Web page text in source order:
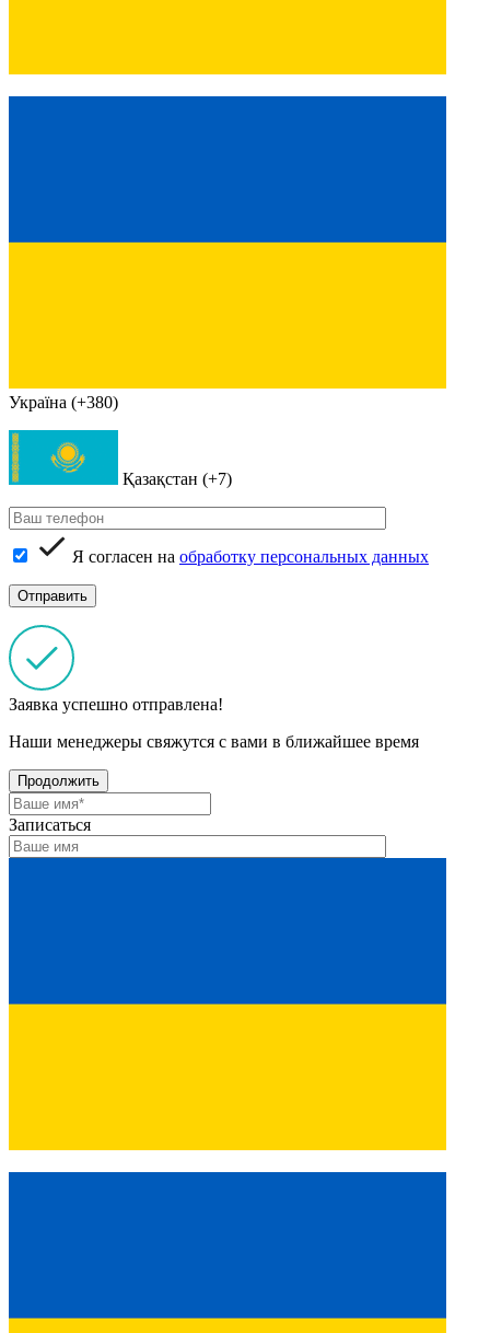
Україна (+380)
Қазақстан (+7)
Я согласен на обработку персональных данных
Заявка успешно отправлена!
Наши менеджеры свяжутся с вами в ближайшее время
Продолжить
Записаться